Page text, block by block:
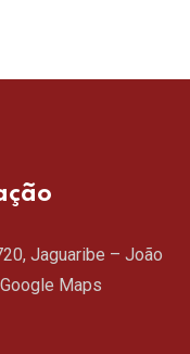
Jaguaribe – João
Maps